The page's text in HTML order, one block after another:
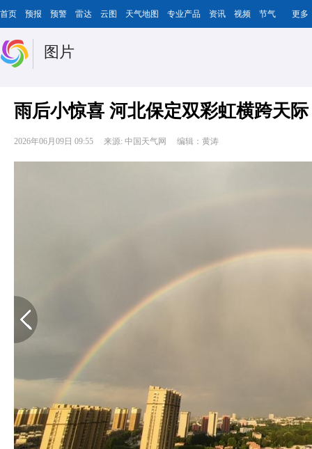
首页 预报 预警 雷达 云图 天气地图 专业产品 资讯 视频 节气 更多
图片
雨后小惊喜 河北保定双彩虹横跨天际
2026年06月09日 09:55 来源: 中国天气网 编辑：黄涛